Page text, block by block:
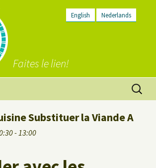
English Nederlands
Faites le lien!
Substituer la Viande A
- 13:00